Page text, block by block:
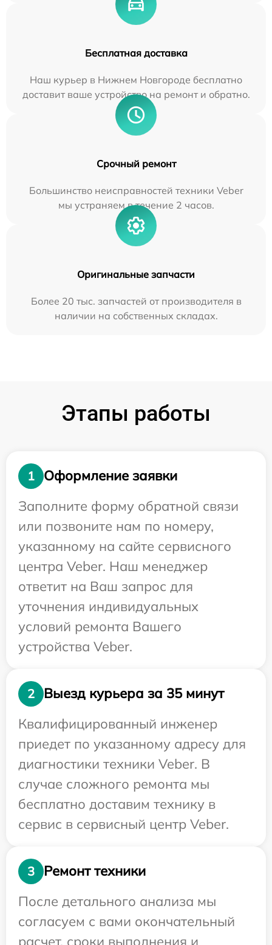
Бесплатная доставка
Наш курьер в Нижнем Новгороде бесплатно
доставит ваше устройство на ремонт и обратно.
Срочный ремонт
Большинство неисправностей техники Veber
мы устраняем в течение 2 часов.
Оригинальные запчасти
Более 20 тыс. запчастей от производителя в
наличии на собственных складах.
Этапы работы
1
Оформление заявки
Заполните форму обратной связи
или позвоните нам по номеру,
указанному на сайте сервисного
центра Veber. Наш менеджер
ответит на Ваш запрос для
уточнения индивидуальных
условий ремонта Вашего
устройства Veber.
2
Выезд курьера за 35 минут
Квалифицированный инженер
приедет по указанному адресу для
диагностики техники Veber. В
случае сложного ремонта мы
бесплатно доставим технику в
сервис в сервисный центр Veber.
3
Ремонт техники
После детального анализа мы
согласуем с вами окончательный
расчет, сроки выполнения и